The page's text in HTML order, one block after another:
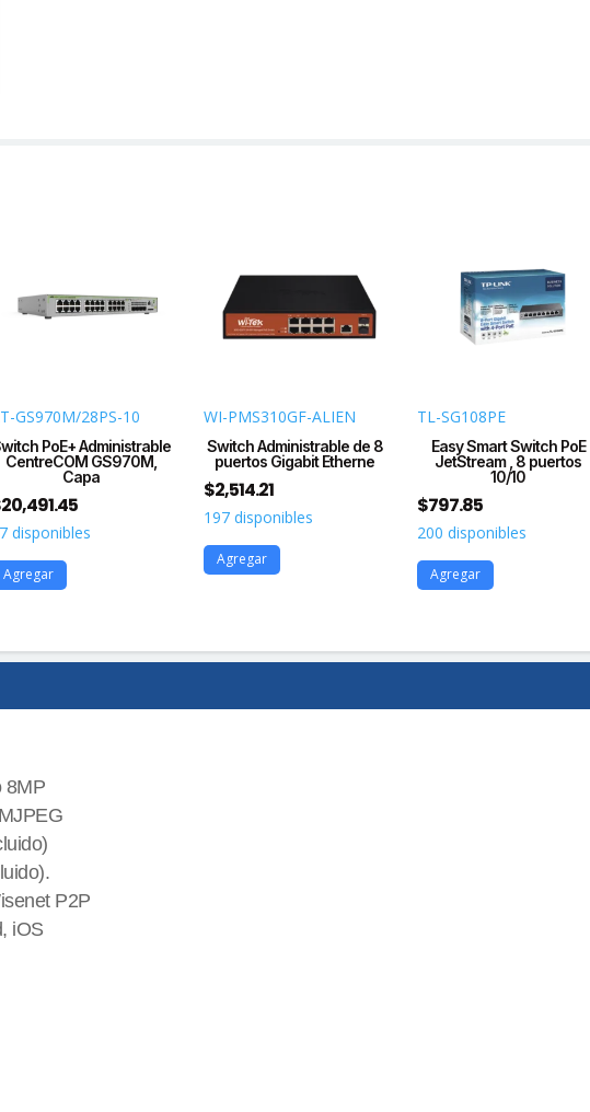
GS970M/28PS-10
PoE+ Administrable
CentreCOM GS970M,
Capa
20,491.45
disponibles
Agregar
WI-PMS310GF-ALIEN
Switch Administrable de 8
puertos Gigabit Etherne
$2,514.21
197 disponibles
Agregar
TL-SG108PE
Easy Smart Switch PoE
JetStream , 8 puertos
10/10
$797.85
200 disponibles
Agregar
8MP
P2P
iOS